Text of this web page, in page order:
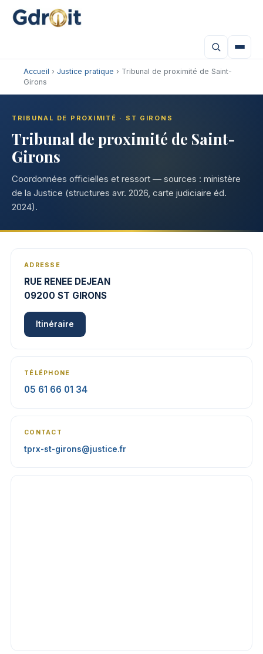
Accueil › Justice pratique › Tribunal de proximité de Saint-
Girons
TRIBUNAL DE PROXIMITÉ · ST GIRONS
Tribunal de proximité de Saint-
Girons
Coordonnées officielles et ressort — sources : ministère
de la Justice (structures avr. 2026, carte judiciaire éd.
2024).
ADRESSE
RUE RENEE DEJEAN
09200 ST GIRONS
Itinéraire
TÉLÉPHONE
05 61 66 01 34
CONTACT
tprx-st-girons@justice.fr